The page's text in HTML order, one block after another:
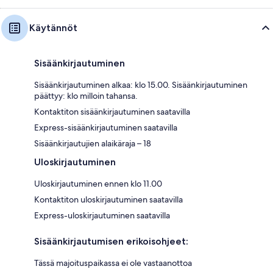
Käytännöt
Sisäänkirjautuminen
Sisäänkirjautuminen alkaa: klo 15.00. Sisäänkirjautuminen
päättyy: klo milloin tahansa.
Kontaktiton sisäänkirjautuminen saatavilla
Express-sisäänkirjautuminen saatavilla
Sisäänkirjautujien alaikäraja – 18
Uloskirjautuminen
Uloskirjautuminen ennen klo 11.00
Kontaktiton uloskirjautuminen saatavilla
Express-uloskirjautuminen saatavilla
Sisäänkirjautumisen erikoisohjeet:
Tässä majoituspaikassa ei ole vastaanottoa